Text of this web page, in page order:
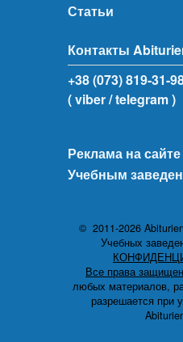
Статьи
Контакты
+38 (073) 819-31-
( viber/ telegram )
Реклама на сайте
Учебным
© 2011-2026
Учебных
Все права
любых материалов,
разрешается при